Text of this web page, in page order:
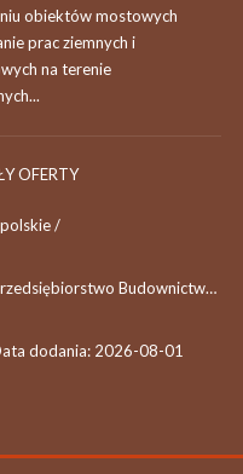
obiektów mostowych
prac ziemnych i
na terenie
OFERTY
/
Przedsiębiorstwo Budownictwa Komunikacyjnego "MOSTKOL" Sp. z o.o.
dodania: 2026-08-01